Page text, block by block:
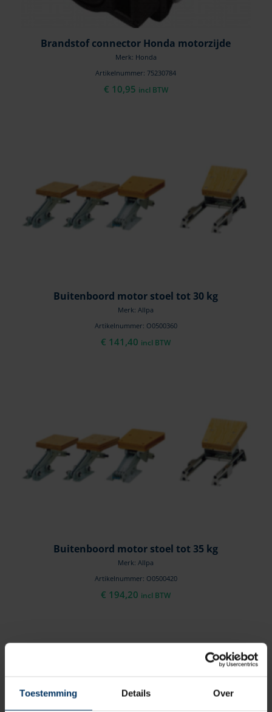
Toestemming Details Over
Brandstof connector Honda motorzijde
Merk: Honda
Artikelnummer: 75230784
€ 10,95 incl BTW
Buitenboord motor stoel tot 30 kg
Merk: Allpa
Artikelnummer: O0500360
€ 141,40 incl BTW
Buitenboord motor stoel tot 35 kg
Merk: Allpa
Artikelnummer: O0500420
€ 194,20 incl BTW